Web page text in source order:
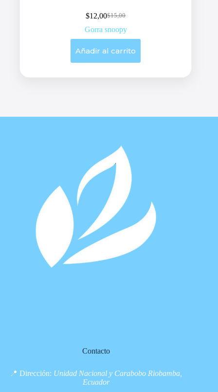
$15,00
Original
price
$12,00Current
price
Gorra snoopy
Añadir al carrito
Contacto
📍 Dirección: Unidad Nacional y Carabobo Riobamba,
Ecuador